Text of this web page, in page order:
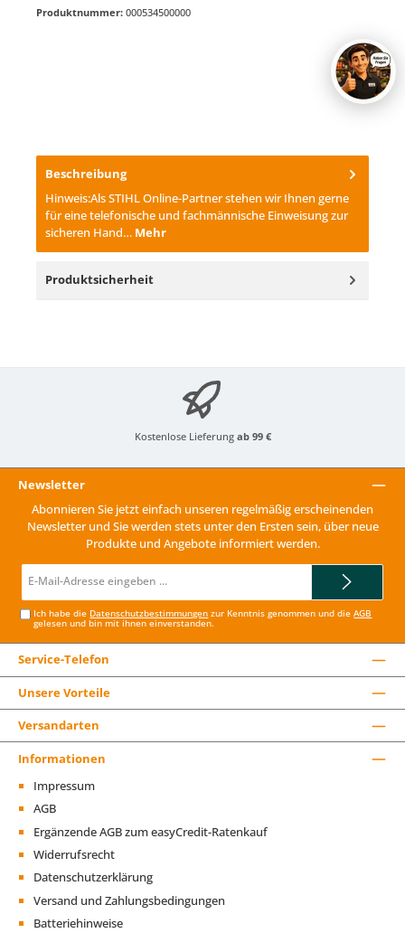
Produktnummer: 000534500000
Beschreibung
Hinweis:Als STIHL Online-Partner stehen wir Ihnen gerne
für eine telefonische und fachmännische Einweisung zur
sicheren Hand… Mehr
Produktsicherheit
Kostenlose Lieferung ab 99 €
Newsletter
Abonnieren Sie jetzt einfach unseren regelmäßig erscheinenden
Newsletter und Sie werden stets unter den Ersten sein, über neue
Produkte und Angebote informiert werden.
Mail-
Ich habe die Datenschutzbestimmungen zur Kenntnis genommen und dieAGB
gelesen und bin mit ihnen einverstanden.
Service-Telefon
Unsere Vorteile
Versandarten
Informationen
Impressum
AGB
Ergänzende AGB zum easyCredit-Ratenkauf
Widerrufsrecht
Datenschutzerklärung
Versand und Zahlungsbedingungen
Batteriehinweise